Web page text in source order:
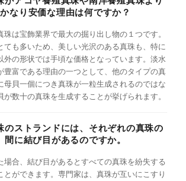
かなり安価な理由は何ですか？
珠は宝飾業界で最大の掘り出し物の１つです。
ても多いため、美しい光沢のある真珠も、特に
外の形状では手頃な価格となっています。淡水
豊富である理由の一つとして、他のタイプの真
母貝一個につき真珠が一粒生成されるのではな
が数十の真珠を生成することが挙げられます。
のストランドには、それぞれの真珠の
間に結び目があるのですか。
場合、結び目があるとすべての真珠を紛失する
とができます。専門家は、真珠が互いにこすり